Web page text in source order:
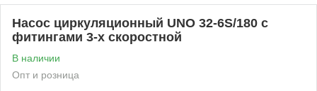
Насос циркуляционный UNO 32-6S/180 с
фитингами 3-х скоростной
В наличии
Опт и розница